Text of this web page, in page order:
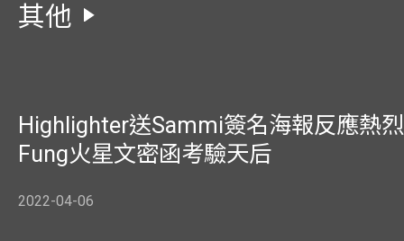
其他
Highlighter送Sammi簽名海報反應熱
Fung火星文密函考驗天后
2022-04-06